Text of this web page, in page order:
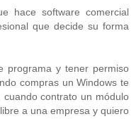
hace software comercial
que decide su forma
programa y tener permiso
compras un Windows te
contrato un módulo
a una empresa y quiero